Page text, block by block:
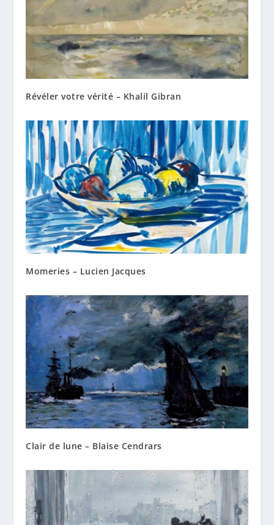
Révéler votre vérité – Khalil Gibran
Momeries – Lucien Jacques
Clair de lune – Blaise Cendrars